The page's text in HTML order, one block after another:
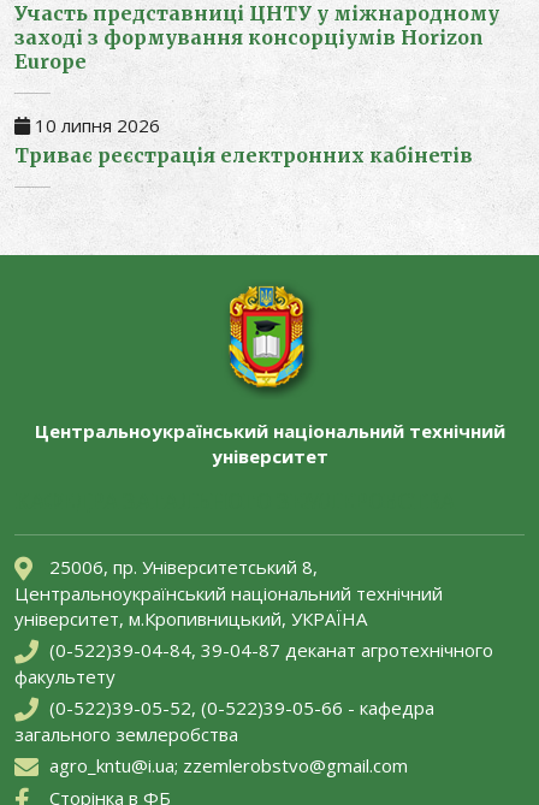
Участь представниці ЦНТУ у міжнародному
заході з формування консорціумів Horizon
Europe
10 липня 2026
Триває реєстрація електронних кабінетів
Центральноукраїнський національний технічний
університет
25006, пр. Університетський 8,
Центральноукраїнський національний технічний
університет, м.Кропивницький, УКРАЇНА
(0-522)39-04-84, 39-04-87 деканат агротехнічного
факультету
(0-522)39-05-52, (0-522)39-05-66 - кафедра
загального землеробства
agro_kntu@i.ua; zzemlerobstvo@gmail.com
Сторінка в ФБ